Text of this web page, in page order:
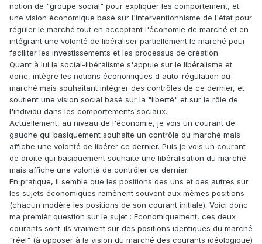
notion de "groupe social" pour expliquer les comportement, et
une vision économique basé sur l'interventionnisme de l'état pour
réguler le marché tout en acceptant l'économie de marché et en
intégrant une volonté de libéraliser partiellement le marché pour
faciliter les investissements et les processus de création.
Quant à lui le social-libéralisme s'appuie sur le libéralisme et
donc, intègre les notions économiques d'auto-régulation du
marché mais souhaitant intégrer des contrôles de ce dernier, et
soutient une vision social basé sur la "liberté" et sur le rôle de
l'individu dans les comportements sociaux.
Actuellement, au niveau de l'économie, je vois un courant de
gauche qui basiquement souhaite un contrôle du marché mais
affiche une volonté de libérer ce dernier. Puis je vois un courant
de droite qui basiquement souhaite une libéralisation du marché
mais affiche une volonté de contrôler ce dernier.
En pratique, il semble que les positions des uns et des autres sur
les sujets économiques ramènent souvent aux mêmes positions
(chacun modère les positions de son courant initiale). Voici donc
ma premièr question sur le sujet : Economiquement, ces deux
courants sont-ils vraiment sur des positions identiques du marché
"réel" (à opposer à la vision du marché des courants idéologique)